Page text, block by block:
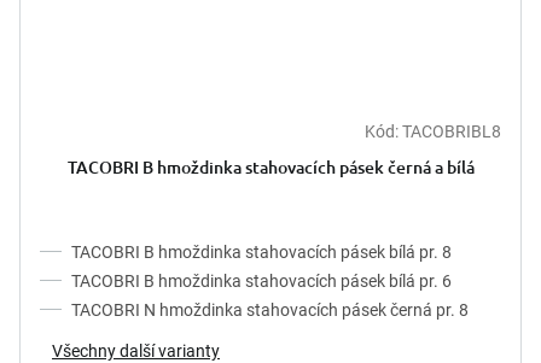
hodnocení
z
Kód:TACOBRIBL8
TACOBRI B hmoždinka stahovacích pásek černá a bílá
TACOBRI B hmoždinka stahovacích pásek bílá pr. 8
TACOBRI B hmoždinka stahovacích pásek bílá pr. 6
TACOBRI N hmoždinka stahovacích pásek černá pr. 8
Všechny další varianty